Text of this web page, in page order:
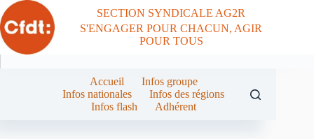
Passer
au
contenu
SECTION SYNDICALE AG2R
S'ENGAGER POUR CHACUN, AGIR
POUR TOUS
Accueil
Infos groupe
Infos nationales
Infos des régions
Infos flash
Adhérent